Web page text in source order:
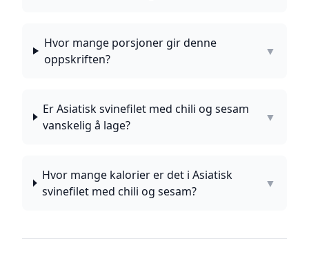
Hvor mange porsjoner gir denne
oppskriften?
▼
Er Asiatisk svinefilet med chili og sesam
vanskelig å lage?
▼
Hvor mange kalorier er det i Asiatisk
svinefilet med chili og sesam?
▼